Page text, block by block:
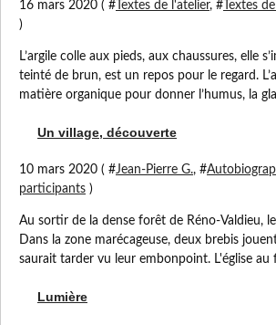
16 mars 2020 ( # Textes de l'atelier, # Textes
)
L’argile colle aux pieds, aux chaussures, elle
teinté de brun, est un repos pour le regard.
matière organique pour donner l’humus, la
Un village, découverte
10 mars 2020 ( #Jean-Pierre G., #
participants )
Au sortir de la dense forêt de Réno-Valdieu,
Dans la zone marécageuse, deux brebis
saurait tarder vu leur embonpoint. L'église au
Lumière